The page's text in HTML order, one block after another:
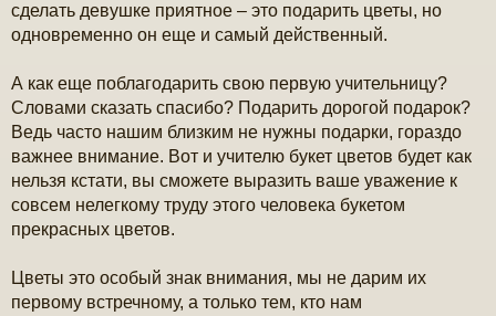
сделать девушке приятное – это подарить цветы, но
одновременно он еще и самый действенный.
А как еще поблагодарить свою первую учительницу?
Словами сказать спасибо? Подарить дорогой подарок?
Ведь часто нашим близким не нужны подарки, гораздо
важнее внимание. Вот и учителю букет цветов будет как
нельзя кстати, вы сможете выразить ваше уважение к
совсем нелегкому труду этого человека букетом
прекрасных цветов.
Цветы это особый знак внимания, мы не дарим их
первому встречному, а только тем, кто нам